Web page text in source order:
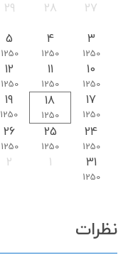
27
28
29
3
1250
4
1250
5
1250
10
1250
11
1250
12
1250
17
1250
18
1250
19
1250
24
1250
25
1250
26
1250
31
1250
1
2
نظرات